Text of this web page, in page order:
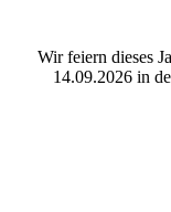
Wir feiern dieses
14.09.2026 in